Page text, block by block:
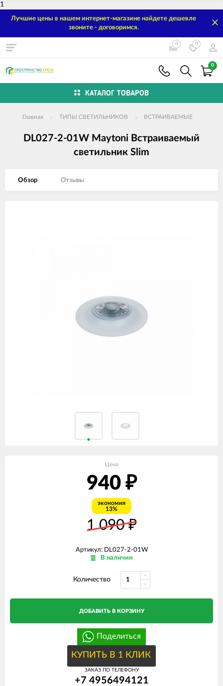
1
Лучшие цены в нашем интернет-магазине найдете дешевле
звоните - договоримся.
0 0
0
КАТАЛОГ ТОВАРОВ
Главная ТИПЫ СВЕТИЛЬНИКОВ ВСТРАИВАЕМЫЕ
DL027-2-01W Maytoni Встраиваемый
светильник Slim
Обзор Отзывы
Цена
940 ₽
экономия
13%
1 090₽
Артикул: DL027-2-01W
В наличии
Количество
ДОБАВИТЬ В КОРЗИНУ
Поделиться
КУПИТЬ В 1 КЛИК
ЗАКАЗ ПО ТЕЛЕФОНУ
+7 4956494121